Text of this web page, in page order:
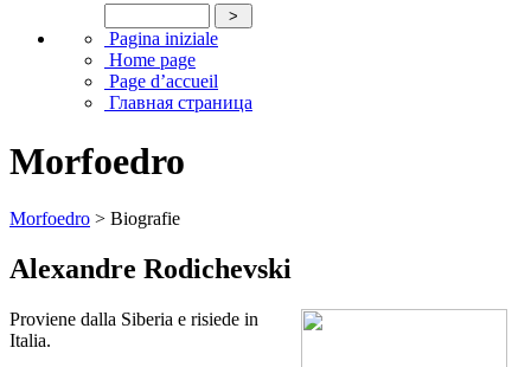
Pagina iniziale
Home page
Page d’accueil
Главная страница
Morfoedro
Morfoedro > Biografie
Alexandre Rodichevski
Proviene dalla Siberia e risiede in
Italia.